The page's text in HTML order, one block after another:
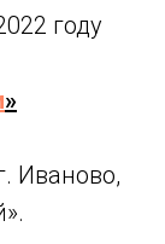
году
»
Иваново,